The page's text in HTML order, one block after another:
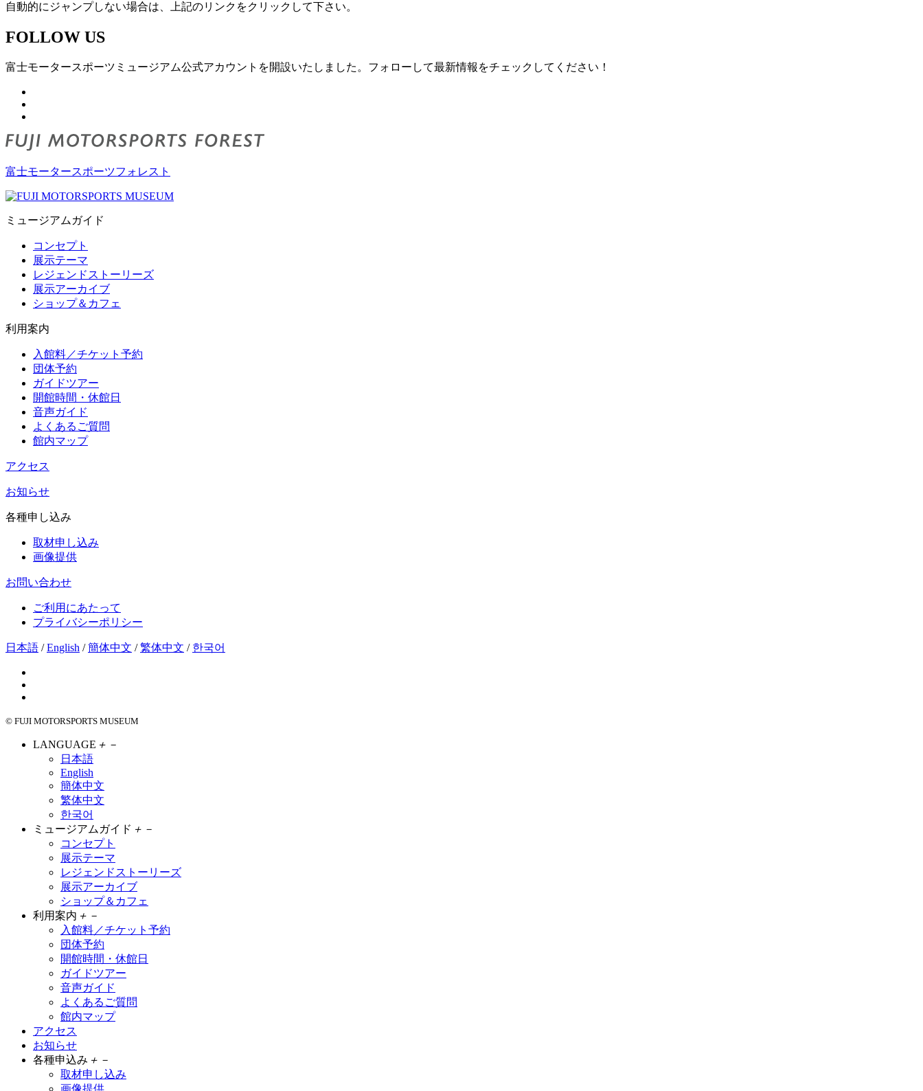
自動的にジャンプしない場合は、上記のリンクをクリックして下さい。
FOLLOW US
富士モータースポーツミュージアム公式アカウントを開設いたしました。フォローして最新情報をチェックしてください！
富士モータースポーツフォレスト
ミュージアムガイド
コンセプト
展示テーマ
レジェンドストーリーズ
展示アーカイブ
ショップ＆カフェ
利用案内
入館料／チケット予約
団体予約
ガイドツアー
開館時間・休館日
音声ガイド
よくあるご質問
館内マップ
アクセス
お知らせ
各種申し込み
取材申し込み
画像提供
お問い合わせ
ご利用にあたって
プライバシーポリシー
日本語 /English /簡体中文 /繁体中文 / 한국어
© FUJI MOTORSPORTS MUSEUM
LANGUAGE ＋ －
日本語
English
簡体中文
繁体中文
한국어
ミュージアムガイド ＋ －
コンセプト
展示テーマ
レジェンドストーリーズ
展示アーカイブ
ショップ＆カフェ
利用案内 ＋ －
入館料／チケット予約
団体予約
開館時間・休館日
ガイドツアー
音声ガイド
よくあるご質問
館内マップ
アクセス
お知らせ
各種申込み ＋ －
取材申し込み